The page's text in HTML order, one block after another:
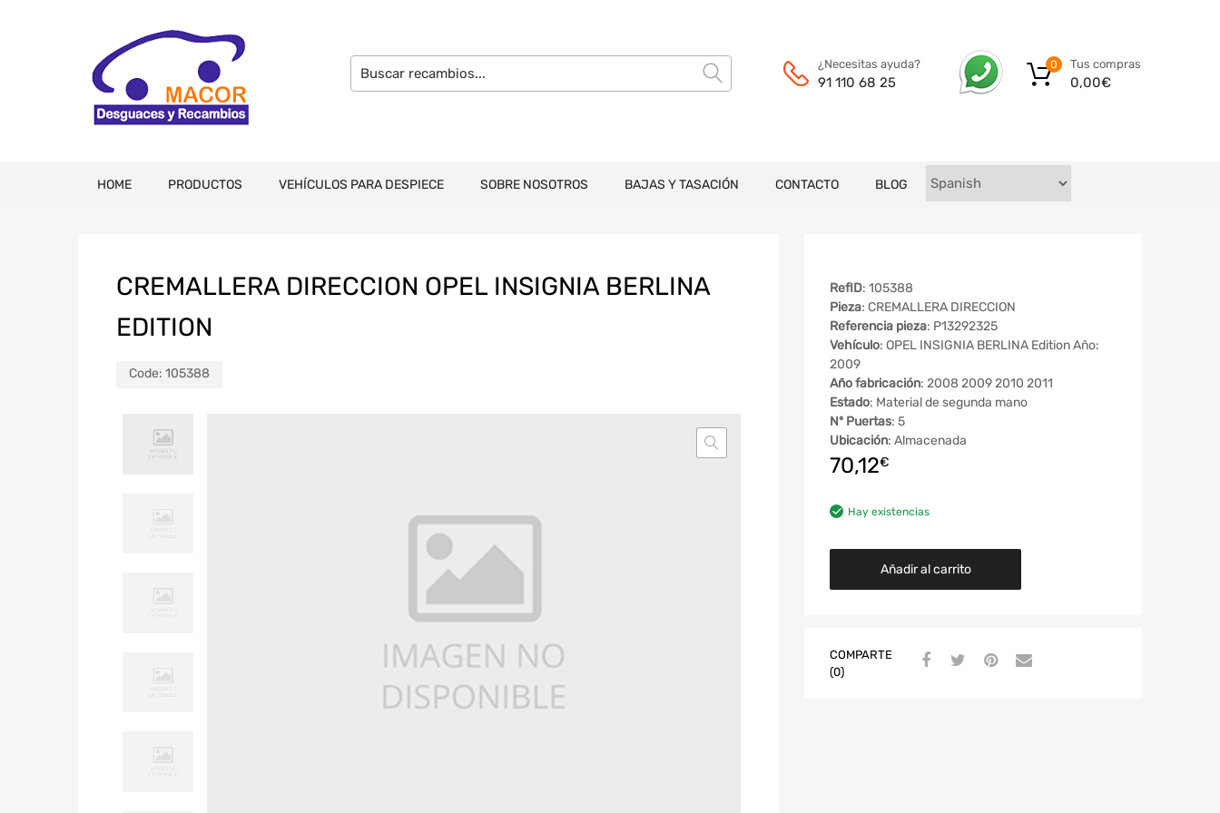
¿Necesitas ayuda?
91 110 68 25
Tus compras
0,00€
0
HOME PRODUCTOS VEHÍCULOS PARA DESPIECE SOBRE NOSOTROS BAJAS Y TASACIÓN CONTACTO BLOG
CREMALLERA DIRECCION OPEL INSIGNIA BERLINA
EDITION
Code: 105388
RefID: 105388
Pieza: CREMALLERA DIRECCION
Referencia pieza: P13292325
Vehículo: OPEL INSIGNIA BERLINA Edition Año:
2009
Año fabricación: 2008 2009 2010 2011
Estado: Material de segunda mano
Nº Puertas: 5
Ubicación: Almacenada
70,12€
Hay existencias
Añadir al carrito
COMPARTE
(0)